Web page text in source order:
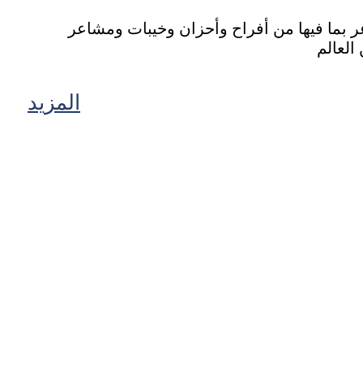
بما فيها من أفراح وأحزان وخيبات ومشاعر
المزيد